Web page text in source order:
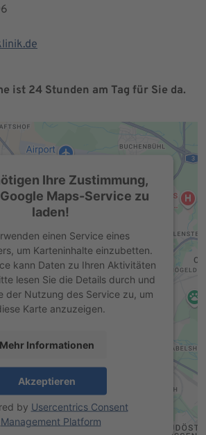
ist 24 Stunden am Tag für Sie da.
Ihre Zustimmung,
Maps-Service zu
laden!
einen Service eines
um Karteninhalte einzubetten.
kann Daten zu Ihren Aktivitäten
lesen Sie die Details durch und
der Nutzung des Service zu, um
Karte anzuzeigen.
Mehr Informationen
Akzeptieren
by Usercentrics Consent
Management Platform